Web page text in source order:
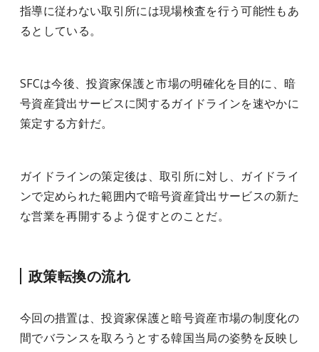
指導に従わない取引所には現場検査を行う可能性もあ
るとしている。
SFCは今後、投資家保護と市場の明確化を目的に、暗
号資産貸出サービスに関するガイドラインを速やかに
策定する方針だ。
ガイドラインの策定後は、取引所に対し、ガイドライ
ンで定められた範囲内で暗号資産貸出サービスの新た
な営業を再開するよう促すとのことだ。
政策転換の流れ
今回の措置は、投資家保護と暗号資産市場の制度化の
間でバランスを取ろうとする韓国当局の姿勢を反映し